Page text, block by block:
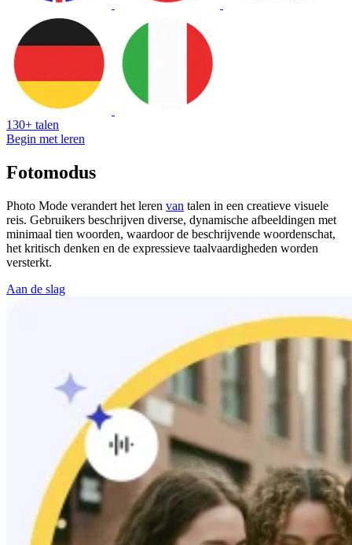
130+ talen
Begin met leren
Fotomodus
Photo Mode verandert het leren van talen in een creatieve visuele
reis. Gebruikers beschrijven diverse, dynamische afbeeldingen met
minimaal tien woorden, waardoor de beschrijvende woordenschat,
het kritisch denken en de expressieve taalvaardigheden worden
versterkt.
Aan de slag